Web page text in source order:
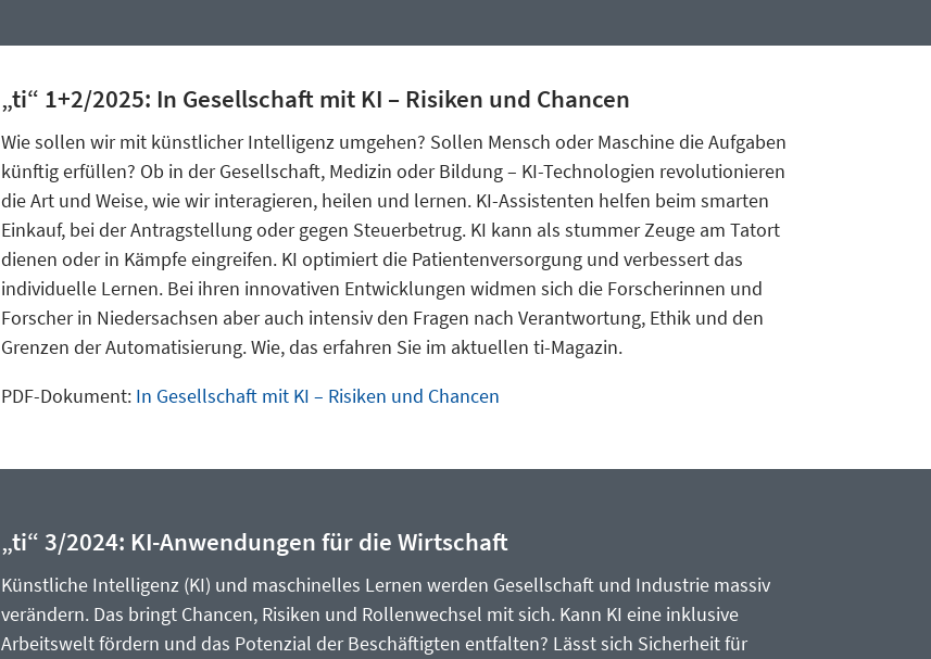
„ti“ 1+2/2025: In Gesellschaft mit KI – Risiken und Chancen
Wie sollen wir mit künstlicher Intelligenz umgehen? Sollen Mensch oder Maschine die Aufgaben
künftig erfüllen? Ob in der Gesellschaft, Medizin oder Bildung – KI-Technologien revolutionieren
die Art und Weise, wie wir interagieren, heilen und lernen. KI-Assistenten helfen beim smarten
Einkauf, bei der Antragstellung oder gegen Steuerbetrug. KI kann als stummer Zeuge am Tatort
dienen oder in Kämpfe eingreifen. KI optimiert die Patientenversorgung und verbessert das
individuelle Lernen. Bei ihren innovativen Entwicklungen widmen sich die Forscherinnen und
Forscher in Niedersachsen aber auch intensiv den Fragen nach Verantwortung, Ethik und den
Grenzen der Automatisierung. Wie, das erfahren Sie im aktuellen ti-Magazin.
PDF-Dokument: In Gesellschaft mit KI – Risiken und Chancen
„ti“ 3/2024: KI-Anwendungen für die Wirtschaft
Künstliche Intelligenz (KI) und maschinelles Lernen werden Gesellschaft und Industrie massiv
verändern. Das bringt Chancen, Risiken und Rollenwechsel mit sich. Kann KI eine inklusive
Arbeitswelt fördern und das Potenzial der Beschäftigten entfalten? Lässt sich Sicherheit für